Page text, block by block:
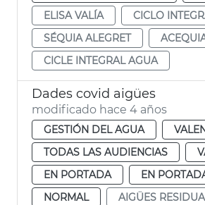
ELISA VALÍA
CICLO
SÉQUIA ALEGRET
CICLE INTEGRAL AGUA
Dades covid aigües
modificado hace 4 años
GESTIÓN DEL AGUA
TODAS LAS AUDIENCIAS
EN PORTADA
EN
NORMAL
AIGÜES